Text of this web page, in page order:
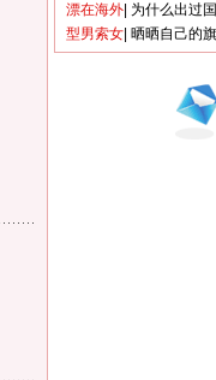
漂在海外 为什么出过
型男索女 晒晒自己的